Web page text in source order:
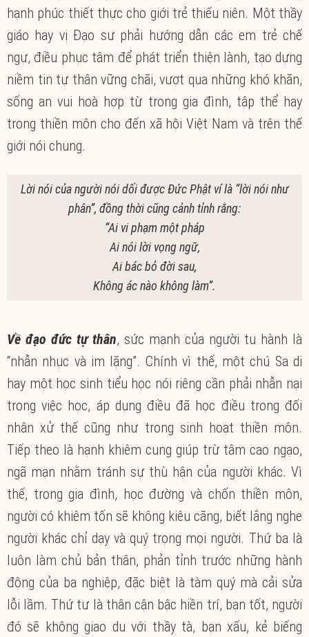
hạnh phúc thiết thực cho giới trẻ thiếu niên. Một thầy
giáo hay vị Đạo sư phải hướng dẫn các em trẻ chế
ngự, điều phục tâm để phát triển thiện lành, tạo dựng
niềm tin tự thân vững chãi, vượt qua những khó khăn,
sống an vui hoà hợp từ trong gia đình, tập thể hay
trong thiền môn cho đến xã hội Việt Nam và trên thế
giới nói chung.
Lời nói của người nói dối được Đức Phật ví là “lời nói như
phân”, đồng thời cũng cảnh tỉnh rằng:
“Ai vi phạm một pháp
Ai nói lời vọng ngữ,
Ai bác bỏ đời sau,
Không ác nào không làm”.
Về đạo đức tự thân, sức mạnh của người tu hành là
“nhẫn nhục và im lặng”. Chính vì thế, một chú Sa di
hay một học sinh tiểu học nói riêng cần phải nhẫn nại
trong việc học, áp dụng điều đã học điều trong đối
nhân xử thế cũng như trong sinh hoạt thiền môn.
Tiếp theo là hạnh khiêm cung giúp trừ tâm cao ngạo,
ngã mạn nhằm tránh sự thù hận của người khác. Vì
thế, trong gia đình, học đường và chốn thiền môn,
người có khiêm tốn sẽ không kiêu căng, biết lắng nghe
người khác chỉ dạy và quý trọng mọi người. Thứ ba là
luôn làm chủ bản thân, phản tỉnh trước những hành
động của ba nghiệp, đặc biệt là tàm quý mà cải sửa
lỗi lầm. Thứ tư là thân cận bậc hiền trí, bạn tốt, người
đó sẽ không giao du với thầy tà, bạn xấu, kẻ biếng